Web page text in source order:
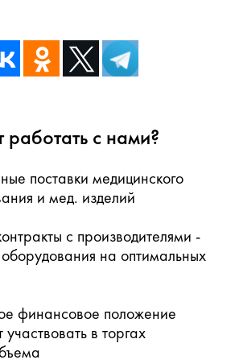
работать с нами?
поставки медицинского
и мед. изделий
с производителями -
оборудования на оптимальных
финансовое положение
участвовать в торгах